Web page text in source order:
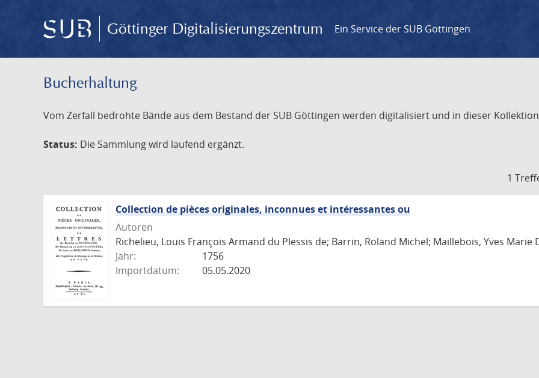
Göttinger Digitalisierungszentrum Ein Service der SUB Göttingen
Bucherhaltung
Vom Zerfall bedrohte Bände aus dem Bestand der SUB Göttingen werden digitalisiert und in dieser
Status: Die Sammlung wird laufend ergänzt.
1
Collection de pièces originales, inconnues et intéressantes ou
Autoren
Richelieu, Louis François Armand du Plessis de; Barrin, Roland Michel; Maillebois, Yves Marie
Jahr:
1756
Importdatum:
05.05.2020